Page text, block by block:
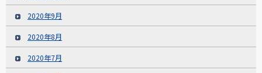
2020年9月
2020年8月
2020年7月